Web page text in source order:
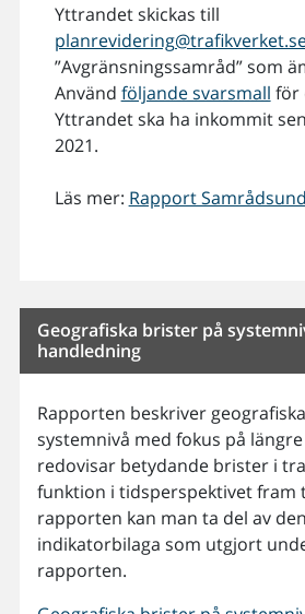
Yttrandet skickas till
”Avgränsningssamråd” som
Använd följande svarsmall för
Yttrandet ska ha inkommit
2021.
Läs mer: Rapport
Geografiska brister på
handledning
Rapporten beskriver
systemnivå med fokus på
redovisar betydande brister i
funktion i tidsperspektivet fram
rapporten kan man ta del av
indikatorbilaga som utgjort
rapporten.